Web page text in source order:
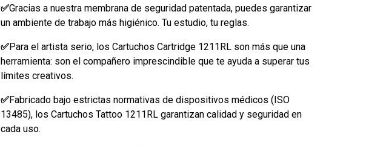
✅Gracias a nuestra membrana de seguridad patentada, puedes garantizar
un ambiente de trabajo más higiénico. Tu estudio, tu reglas.
✅Para el artista serio, los Cartuchos Cartridge 1211RL son más que una
herramienta: son el compañero imprescindible que te ayuda a superar tus
límites creativos.
✅Fabricado bajo estrictas normativas de dispositivos médicos (ISO
13485), los Cartuchos Tattoo 1211RL garantizan calidad y seguridad en
cada uso.